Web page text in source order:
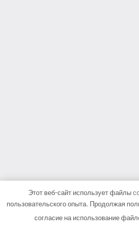
Этот веб-сайт использует файлы
пользовательского опыта. Продолжая
согласие на использование